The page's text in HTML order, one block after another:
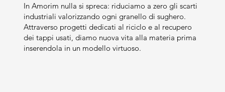
In Amorim nulla si spreca: riduciamo a zero gli scarti
industriali valorizzando ogni granello di sughero.
Attraverso progetti dedicati al riciclo e al recupero
dei tappi usati, diamo nuova vita alla materia prima
inserendola in un modello virtuoso.